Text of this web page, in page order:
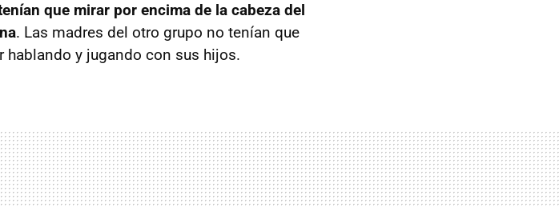
que mirar por encima de la cabeza del
. Las madres del otro grupo no tenían que
hablando y jugando con sus hijos.